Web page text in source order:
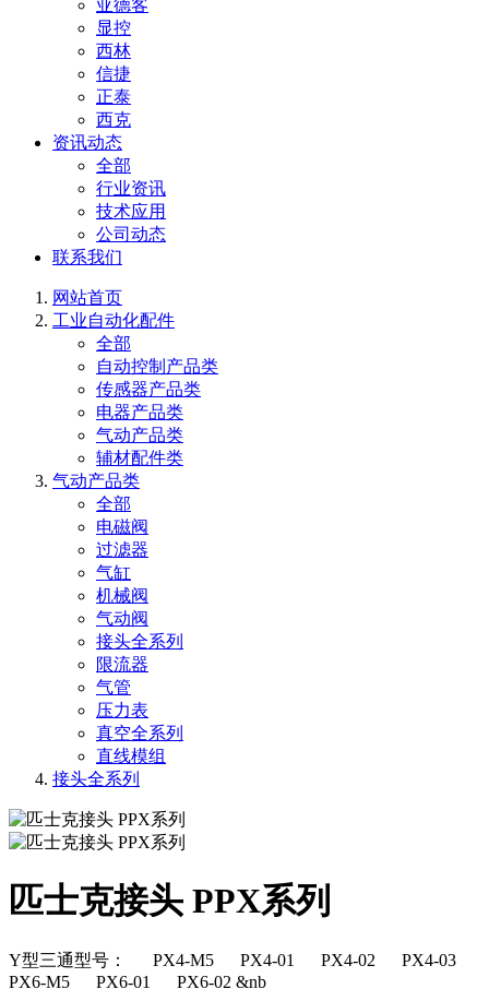
亚德客
显控
西林
信捷
正泰
西克
资讯动态
全部
行业资讯
技术应用
公司动态
联系我们
网站首页
工业自动化配件
全部
自动控制产品类
传感器产品类
电器产品类
气动产品类
辅材配件类
气动产品类
全部
电磁阀
过滤器
气缸
机械阀
气动阀
接头全系列
限流器
气管
压力表
真空全系列
直线模组
接头全系列
匹士克接头 PPX系列
Y型三通型号： PX4-M5 PX4-01 PX4-02 PX4-03
PX6-M5 PX6-01 PX6-02 &nb